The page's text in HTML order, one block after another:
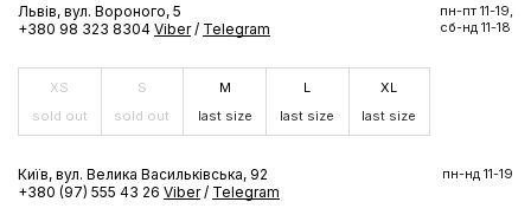
Львів, вул. Вороного, 5
+380 98 323 8304 Viber / Telegram
пн-пт 11-19,
сб-нд 11-18
XS
sold out
S
sold out
M
last size
L
last size
XL
last size
Київ, вул. Велика Васильківська, 92
+380 (97) 555 43 26 Viber / Telegram
пн-нд 11-19
ПІДПИСАТИСЬ ЗАРАЗ